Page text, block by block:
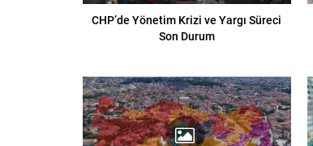
CHP’de Yönetim Krizi ve Yargı Süreci
Son Durum